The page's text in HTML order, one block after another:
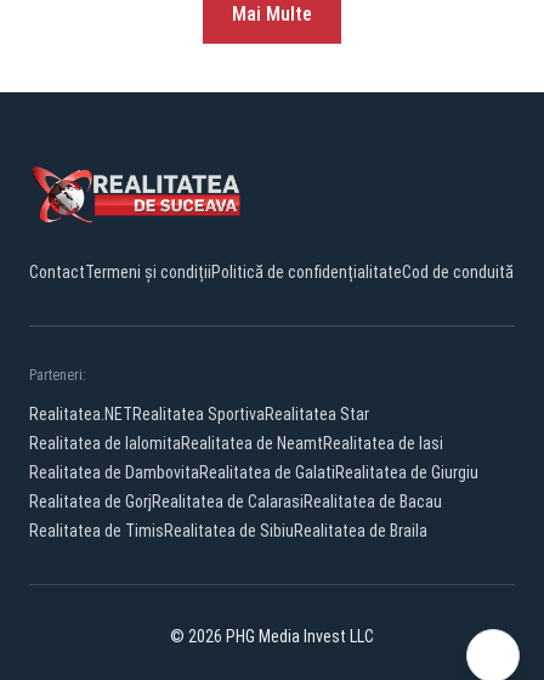
Mai Multe
ContactTermeni și condițiiPolitică de confidențialitateCod de conduită
Parteneri:
Realitatea.NETRealitatea SportivaRealitatea Star
Realitatea de IalomitaRealitatea de NeamtRealitatea de Iasi
Realitatea de DambovitaRealitatea de GalatiRealitatea de Giurgiu
Realitatea de GorjRealitatea de CalarasiRealitatea de Bacau
Realitatea de TimisRealitatea de SibiuRealitatea de Braila
© 2026 PHG Media Invest LLC